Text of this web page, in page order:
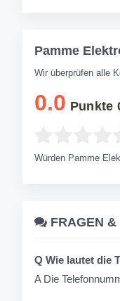
Pamme
Wir überprüfen alle
0.0 Punkte
Würden Pamme
FRAGEN &
Q Wie lautet die
A Die